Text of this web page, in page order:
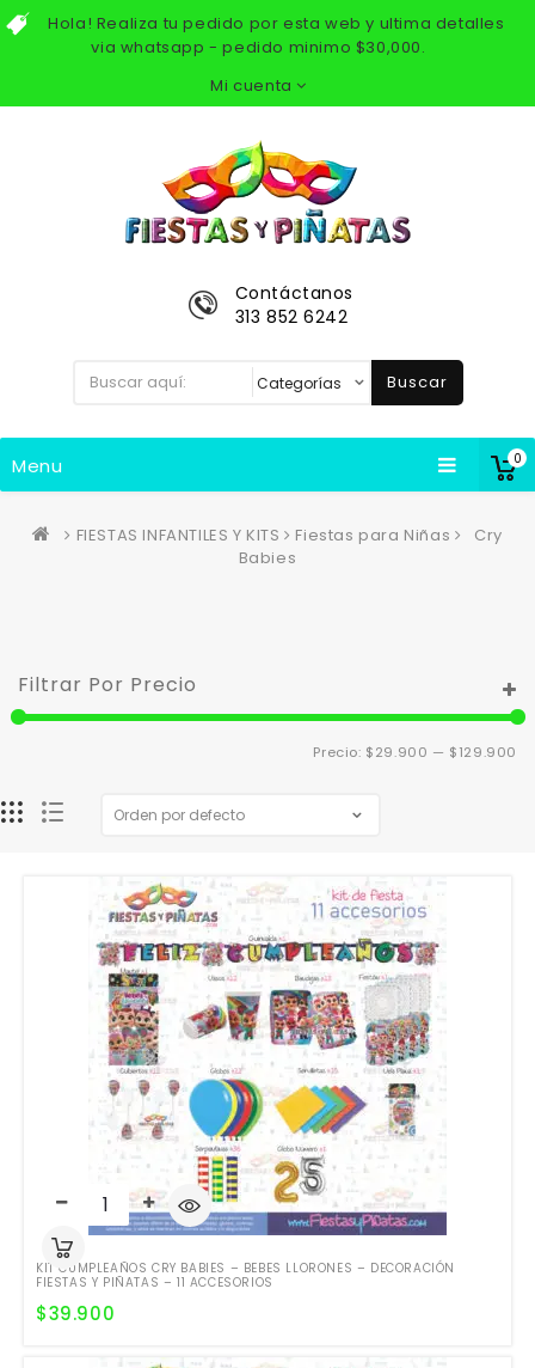
Hola! Realiza tu pedido por esta web y ultima detalles
via whatsapp - pedido minimo $30,000.
Mi cuenta
0
Contáctanos
313 852 6242
Buscar
Menu
FIESTAS INFANTILES Y KITS Fiestas para Niñas
Cry
Babies
Filtrar Por Precio
Precio: $29.900 — $129.900
KIT CUMPLEAÑOS CRY BABIES – BEBES LLORONES – DECORACIÓN
FIESTAS Y PIÑATAS – 11 ACCESORIOS
$39.900